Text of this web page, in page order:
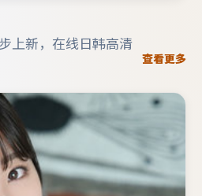
上新，在线日韩高清
查看更多